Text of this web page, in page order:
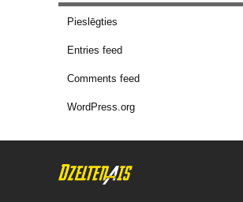
Pieslēgties
Entries feed
Comments feed
WordPress.org